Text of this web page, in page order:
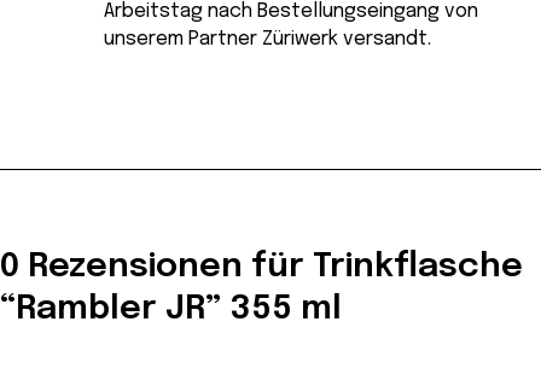
Arbeitstag nach Bestellungseingang von
unserem Partner Züriwerk versandt.
0 Rezensionen für Trinkflasche
“Rambler JR” 355 ml